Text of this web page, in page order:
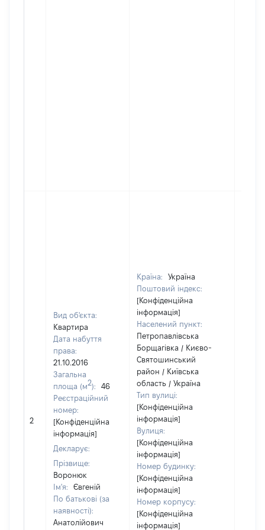
2
Вид об'єкта:
Квартира
Дата набуття
права:
21.10.2016
Загальна
площа (м2):
46
Реєстраційний
номер:
[Конфіденційна
інформація]
Декларує:
Прізвище:
Воронюк
Ім'я:
Євгеній
По батькові (за
наявності):
Анатолійович
Країна:
Україна
Поштовий індекс:
[Конфіденційна
інформація]
Населений пункт:
Петропавлівська
Борщагівка / Києво-
Святошинський
район / Київська
область / Україна
Тип вулиці:
[Конфіденційна
інформація]
Вулиця:
[Конфіденційна
інформація]
Номер будинку:
[Конфіденційна
інформація]
Номер корпусу:
[Конфіденційна
інформація]